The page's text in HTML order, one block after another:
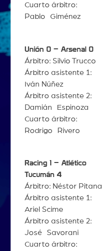
Cuarto árbitro:
Pablo Giménez
Unión 0 – Arsenal 0
Árbitro: Silvio Trucco
Árbitro asistente 1:
Iván Núñez
Árbitro asistente 2:
Damián Espinoza
Cuarto árbitro:
Rodrigo Rivero
Racing 1 – Atlético
Tucumán 4
Árbitro: Néstor Pitana
Árbitro asistente 1:
Ariel Scime
Árbitro asistente 2:
José Savorani
Cuarto árbitro: